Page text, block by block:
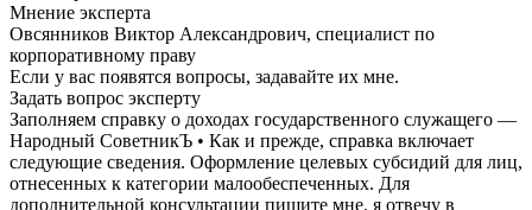
Мнение эксперта
Овсянников Виктор Александрович, специалист по
корпоративному праву
Если у вас появятся вопросы, задавайте их мне.
Задать вопрос эксперту
Заполняем справку о доходах государственного служащего —
Народный СоветникЪ • Как и прежде, справка включает
следующие сведения. Оформление целевых субсидий для лиц,
отнесенных к категории малообеспеченных. Для
дополнительной консультации пишите мне, я отвечу в